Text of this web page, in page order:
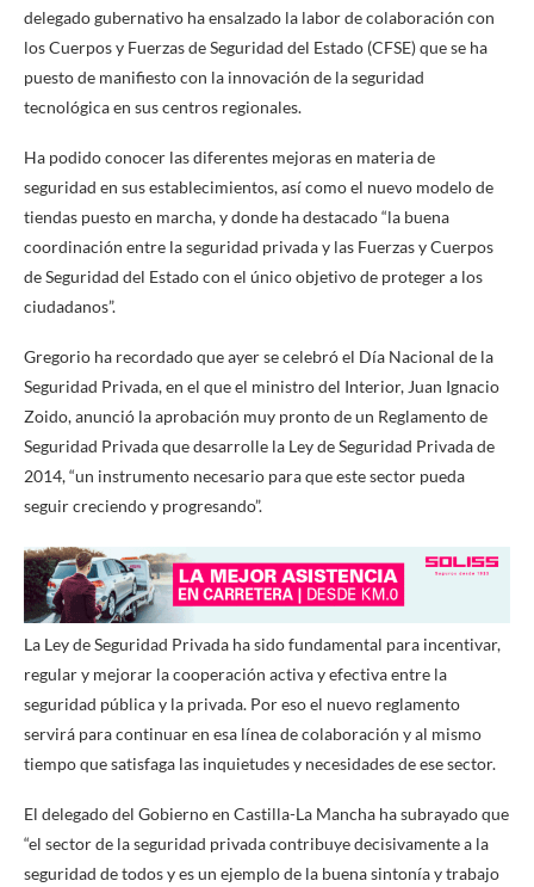
delegado gubernativo ha ensalzado la labor de colaboración con
los Cuerpos y Fuerzas de Seguridad del Estado (CFSE) que se ha
puesto de manifiesto con la innovación de la seguridad
tecnológica en sus centros regionales.
Ha podido conocer las diferentes mejoras en materia de
seguridad en sus establecimientos, así como el nuevo modelo de
tiendas puesto en marcha, y donde ha destacado “la buena
coordinación entre la seguridad privada y las Fuerzas y Cuerpos
de Seguridad del Estado con el único objetivo de proteger a los
ciudadanos”.
Gregorio ha recordado que ayer se celebró el Día Nacional de la
Seguridad Privada, en el que el ministro del Interior, Juan Ignacio
Zoido, anunció la aprobación muy pronto de un Reglamento de
Seguridad Privada que desarrolle la Ley de Seguridad Privada de
2014, “un instrumento necesario para que este sector pueda
seguir creciendo y progresando”.
La Ley de Seguridad Privada ha sido fundamental para incentivar,
regular y mejorar la cooperación activa y efectiva entre la
seguridad pública y la privada. Por eso el nuevo reglamento
servirá para continuar en esa línea de colaboración y al mismo
tiempo que satisfaga las inquietudes y necesidades de ese sector.
El delegado del Gobierno en Castilla-La Mancha ha subrayado que
“el sector de la seguridad privada contribuye decisivamente a la
seguridad de todos y es un ejemplo de la buena sintonía y trabajo